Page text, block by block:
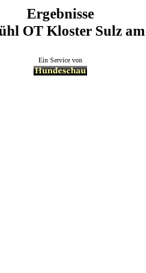
Ergebnisse
OT Kloster Sulz am
Ein Service von